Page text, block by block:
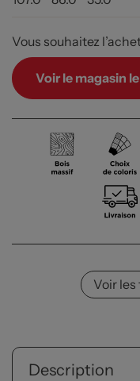
Vous souhaitez
Voir le magasin
Voir
Description